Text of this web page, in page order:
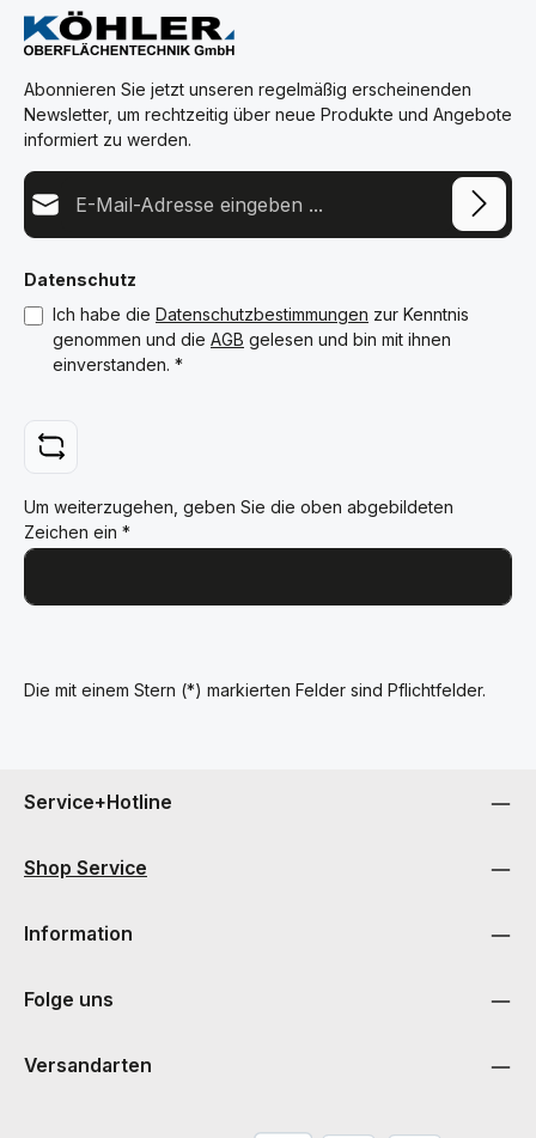
Abonnieren Sie jetzt unseren regelmäßig erscheinenden
Newsletter, um rechtzeitig über neue Produkte und Angebote
informiert zu werden.
E-Mail-Adresse*
Datenschutz
Ich habe die Datenschutzbestimmungen zur Kenntnis
genommen und die AGB gelesen und bin mit ihnen
einverstanden. *
Um weiterzugehen, geben Sie die oben abgebildeten
Zeichen ein *
Die mit einem Stern (*) markierten Felder sind Pflichtfelder.
Service+Hotline
Shop Service
Information
Folge uns
Versandarten